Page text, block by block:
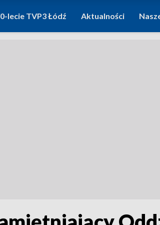
lecie TVP3 Łódź Aktualności